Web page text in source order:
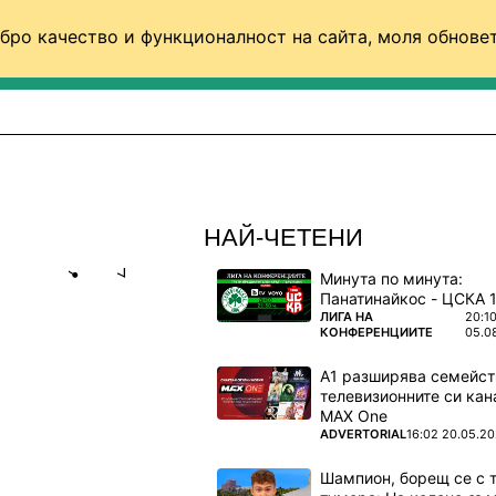
качество и функционалност на сайта, моля
НАЙ-ЧЕТЕНИ
Минута по минута:
ПОВЕЧЕ ОТ
ЛИГА НА
КОНФЕРЕНЦИИТЕ
20:10
А1 разширява
телевизионните си
MAX One
ПОВЕЧЕ ОТ
ADVERTORIAL16:02
Шампион, борещ се с